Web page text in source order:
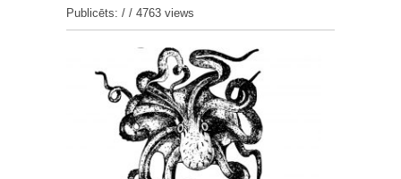
Publicēts: / / 4763 views